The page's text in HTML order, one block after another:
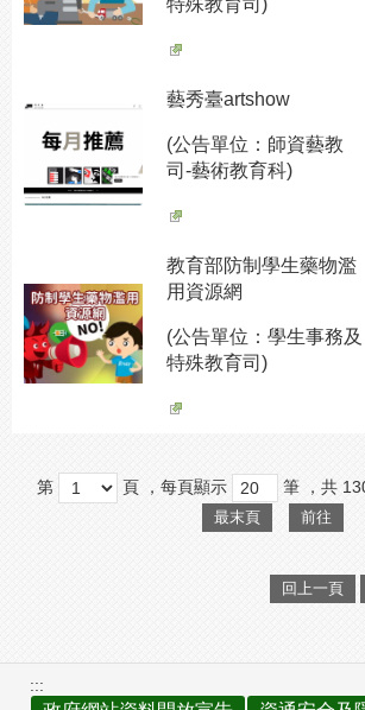
藝秀臺artshow
(公告單位：師資藝教
司-藝術教育科)
教育部防制學生藥物濫
用資源網
(公告單位：學生事務及
特殊教育司)
第 頁 ，每頁顯示 筆 ，共
最末頁 前往
回上一頁
:::